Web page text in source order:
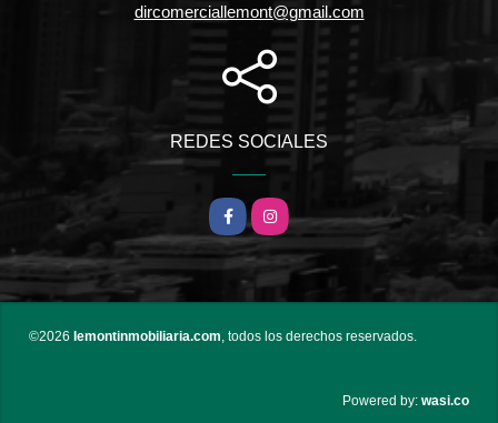
dircomerciallemont@gmail.com
REDES SOCIALES
Facebook
Instagram
©2026 lemontinmobiliaria.com , todos los derechos reservados.
Powered by: wasi.co